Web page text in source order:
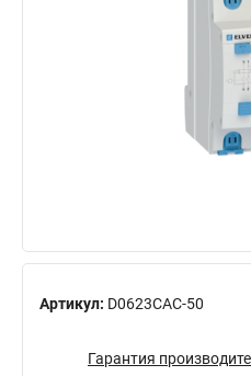
Артикул: D0623CAC-50
Гарантия